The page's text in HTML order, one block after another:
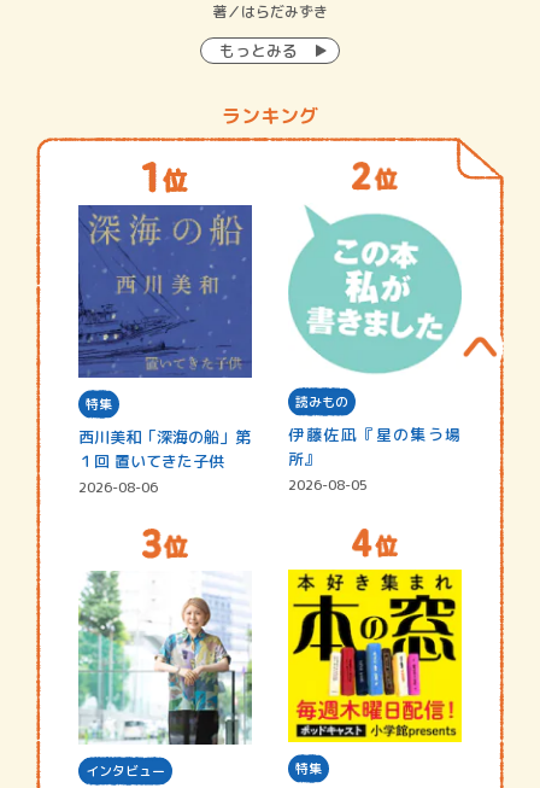
著／はらだみずき
もっとみる
ランキング
特集
西川美和「深海の船」第
１回 置いてきた子供
2026-08-06
読みもの
伊藤佐凪『星の集う場
所』
2026-08-05
インタビュー 特集